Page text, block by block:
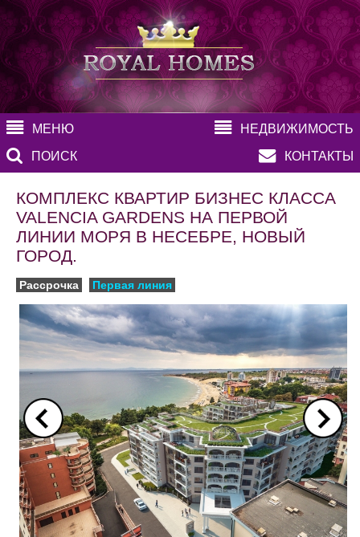
МЕНЮ
НЕДВИЖИМОСТЬ
ПОИСК
КОНТАКТЫ
КОМПЛЕКС КВАРТИР БИЗНЕС КЛАССА
VALENCIA GARDENS НА ПЕРВОЙ
ЛИНИИ МОРЯ В НЕСЕБРЕ, НОВЫЙ
ГОРОД.
Рассрочка Первая линия